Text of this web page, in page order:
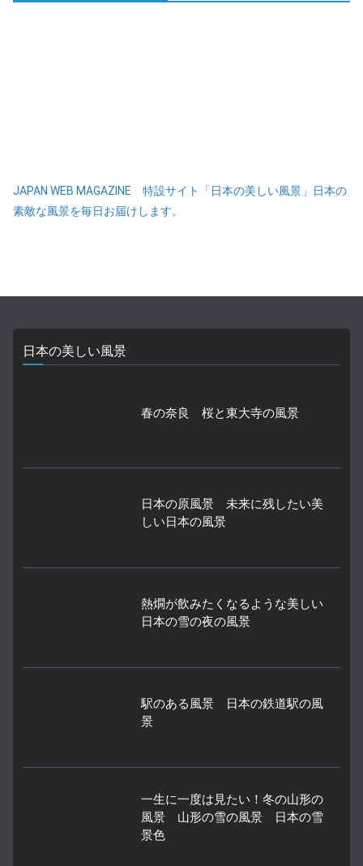
JAPAN WEB MAGAZINE 特設サイト「日本の美しい風景」日本の
素敵な風景を毎日お届けします。
日本の美しい風景
春の奈良 桜と東大寺の風景
日本の原風景 未来に残したい美
しい日本の風景
熱燗が飲みたくなるような美しい
日本の雪の夜の風景
駅のある風景 日本の鉄道駅の風
景
一生に一度は見たい！冬の山形の
風景 山形の雪の風景 日本の雪
景色